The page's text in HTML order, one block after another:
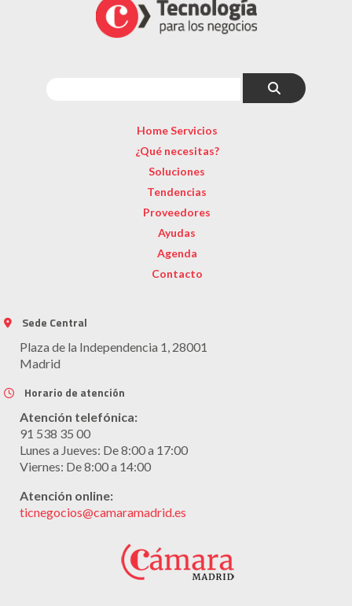
Home Servicios
¿Qué necesitas?
Soluciones
Tendencias
Proveedores
Ayudas
Agenda
Contacto
Sede Central
Plaza de la Independencia 1, 28001
Madrid
Horario de atención
Atención telefónica:
91 538 35 00
Lunes a Jueves: De 8:00 a 17:00
Viernes: De 8:00 a 14:00
Atención online:
ticnegocios@camaramadrid.es